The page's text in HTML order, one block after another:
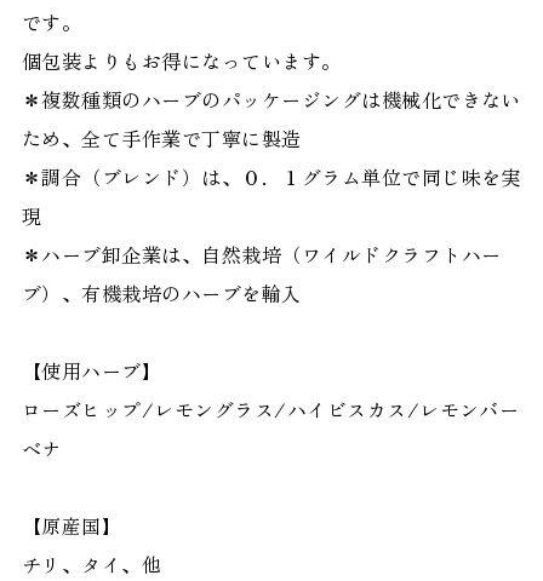
です。
個包装よりもお得になっています。
＊複数種類のハーブのパッケージングは機械化できない
ため、全て手作業で丁寧に製造
＊調合（ブレンド）は、０．１グラム単位で同じ味を実
現
＊ハーブ卸企業は、自然栽培（ワイルドクラフトハー
ブ）、有機栽培のハーブを輸入
【使用ハーブ】
ローズヒップ/レモングラス/ハイビスカス/レモンバー
ベナ
【原産国】
チリ、タイ、他